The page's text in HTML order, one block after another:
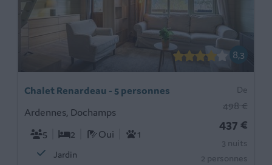
8,3
De
498 €
437 €
3 nuits
2 personnes
Chalet Renardeau - 5 personnes
Ardennes, Dochamps
5
2 Oui 1
Jardin